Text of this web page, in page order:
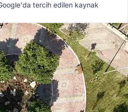
tercih edilen kaynak